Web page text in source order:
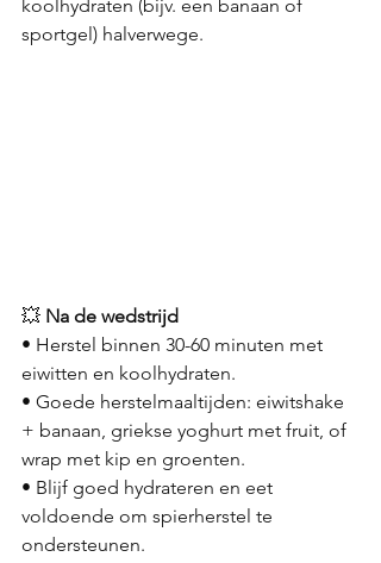
koolhydraten (bijv. een banaan of
sportgel) halverwege.
💥 Na de wedstrijd
• Herstel binnen 30-60 minuten met
eiwitten en koolhydraten.
• Goede herstelmaaltijden: eiwitshake
+ banaan, griekse yoghurt met fruit, of
wrap met kip en groenten.
• Blijf goed hydrateren en eet
voldoende om spierherstel te
ondersteunen.